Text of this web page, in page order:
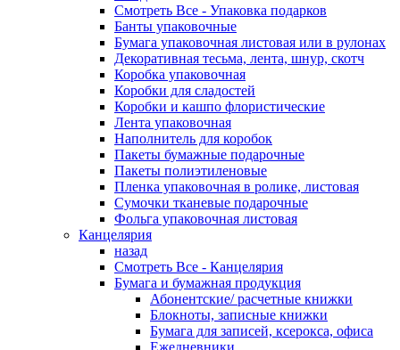
Смотреть Все - Упаковка подарков
Банты упаковочные
Бумага упаковочная листовая или в рулонах
Декоративная тесьма, лента, шнур, скотч
Коробка упаковочная
Коробки для сладостей
Коробки и кашпо флористические
Лента упаковочная
Наполнитель для коробок
Пакеты бумажные подарочные
Пакеты полиэтиленовые
Пленка упаковочная в ролике, листовая
Сумочки тканевые подарочные
Фольга упаковочная листовая
Канцелярия
назад
Смотреть Все - Канцелярия
Бумага и бумажная продукция
Абонентские/ расчетные книжки
Блокноты, записные книжки
Бумага для записей, ксерокса, офиса
Ежедневники